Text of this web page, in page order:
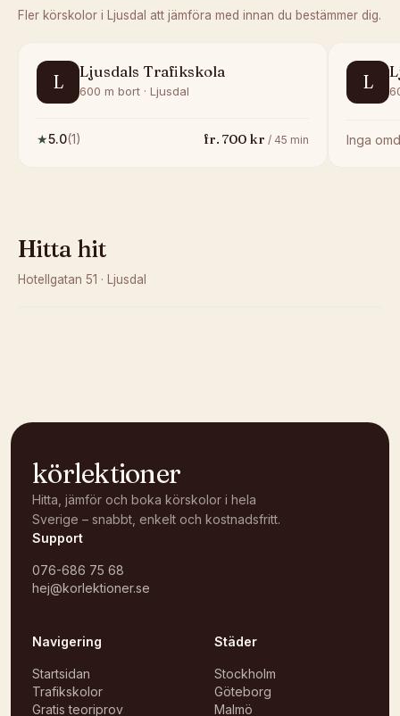
Fler körskolor i Ljusdal att jämföra med innan du bestämmer dig.
L Ljusdals Trafikskola
600 m bort · Ljusdal
★5.0(1) fr. 700kr / 45 min
L
Inga
Hitta hit
Hotellgatan 51 · Ljusdal
körlektioner
Hitta, jämför och boka körskolor i hela
Sverige – snabbt, enkelt och kostnadsfritt.
Support
076-686 75 68
hej@korlektioner.se
Navigering
Startsidan
Trafikskolor
Gratis teoriprov
Städer
Stockholm
Göteborg
Malmö